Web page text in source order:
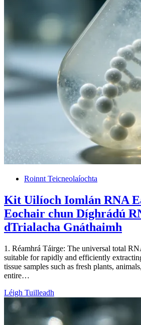
Roinnt Teicneolaíochta
Kit Uilíoch Iomlán RNA
Eochair chun Díghrádú
dTrialacha Gnáthaimh
1. Réamhrá Táirge: The universal total
suitable for rapidly and efficiently
tissue samples such as fresh plants, animals
entire…
Léigh Tuilleadh